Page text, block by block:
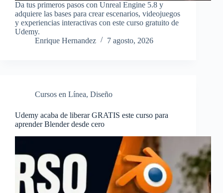
Da tus primeros pasos con Unreal Engine 5.8 y
adquiere las bases para crear escenarios, videojuegos
y experiencias interactivas con este curso gratuito de
Udemy.
Enrique Hernandez
7 agosto, 2026
Cursos en Línea, Diseño
Udemy acaba de liberar GRATIS este curso para
aprender Blender desde cero